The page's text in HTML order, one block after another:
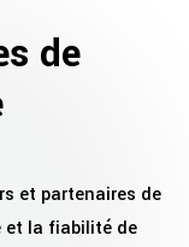
de
et partenaires de
et la fiabilité de